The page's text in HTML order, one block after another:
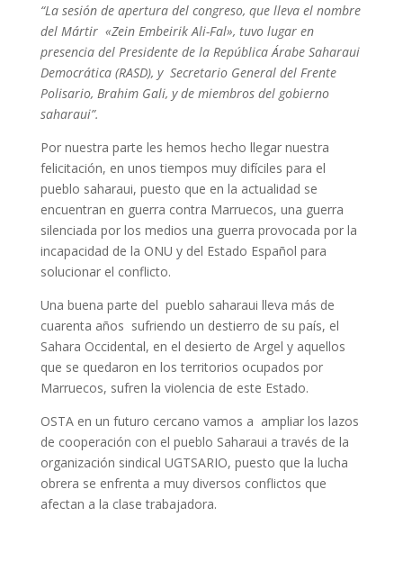
“La sesión de apertura del congreso, que lleva el nombre
del Mártir «Zein Embeirik Ali-Fal», tuvo lugar en
presencia del Presidente de la República Árabe Saharaui
Democrática (RASD), y Secretario General del Frente
Polisario, Brahim Gali, y de miembros del gobierno
saharaui”.
Por nuestra parte les hemos hecho llegar nuestra
felicitación, en unos tiempos muy difíciles para el
pueblo saharaui, puesto que en la actualidad se
encuentran en guerra contra Marruecos, una guerra
silenciada por los medios una guerra provocada por la
incapacidad de la ONU y del Estado Español para
solucionar el conflicto.
Una buena parte del pueblo saharaui lleva más de
cuarenta años sufriendo un destierro de su país, el
Sahara Occidental, en el desierto de Argel y aquellos
que se quedaron en los territorios ocupados por
Marruecos, sufren la violencia de este Estado.
OSTA en un futuro cercano vamos a ampliar los lazos
de cooperación con el pueblo Saharaui a través de la
organización sindical UGTSARIO, puesto que la lucha
obrera se enfrenta a muy diversos conflictos que
afectan a la clase trabajadora.